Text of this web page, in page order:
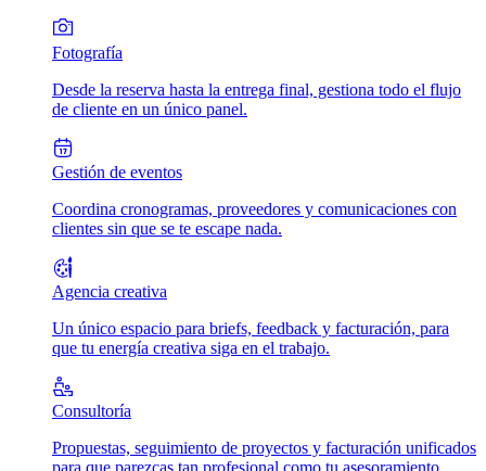
Fotografía
Desde la reserva hasta la entrega final, gestiona todo el flujo
de cliente en un único panel.
Gestión de eventos
Coordina cronogramas, proveedores y comunicaciones con
clientes sin que se te escape nada.
Agencia creativa
Un único espacio para briefs, feedback y facturación, para
que tu energía creativa siga en el trabajo.
Consultoría
Propuestas, seguimiento de proyectos y facturación unificados
para que parezcas tan profesional como tu asesoramiento.